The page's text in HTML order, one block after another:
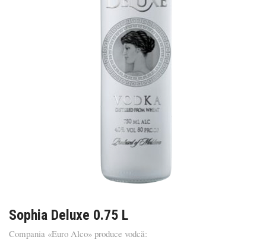
Sophia Deluxe 0.75 L
Compania «Euro Alco» produce vodcă: